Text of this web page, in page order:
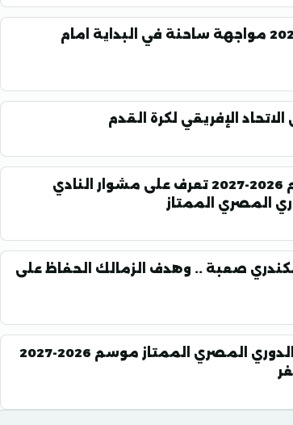
مباريات غزل المحلة في دوري 2026-2027 مواجهة ساحنة في البداية امام
الإفريقي لكرة القدم
مباريات المصري في دوري ORA موسم 2026-2027 تعرف على مشوار النادي
المصري الممتاز
صعبة .. وهدف الزمالك الحفاظ على
تعرف على جدول مباريات الزمالك في الدوري المصري الممتاز موسم 2026-2027